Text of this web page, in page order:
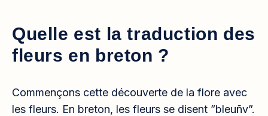
Quelle est la traduction des
fleurs en breton ?
Commençons cette découverte de la flore avec
les fleurs. En breton, les fleurs se disent ”bleuñv”.